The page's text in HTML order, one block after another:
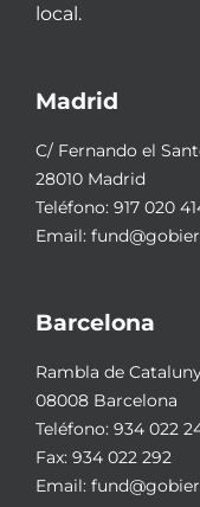
local.
Madrid
C/ Fernando el
28010 Madrid
Teléfono: 917 020
Email:
Barcelona
Rambla de
08008 Barcelona
Teléfono: 934 022
Fax: 934 022 292
Email: